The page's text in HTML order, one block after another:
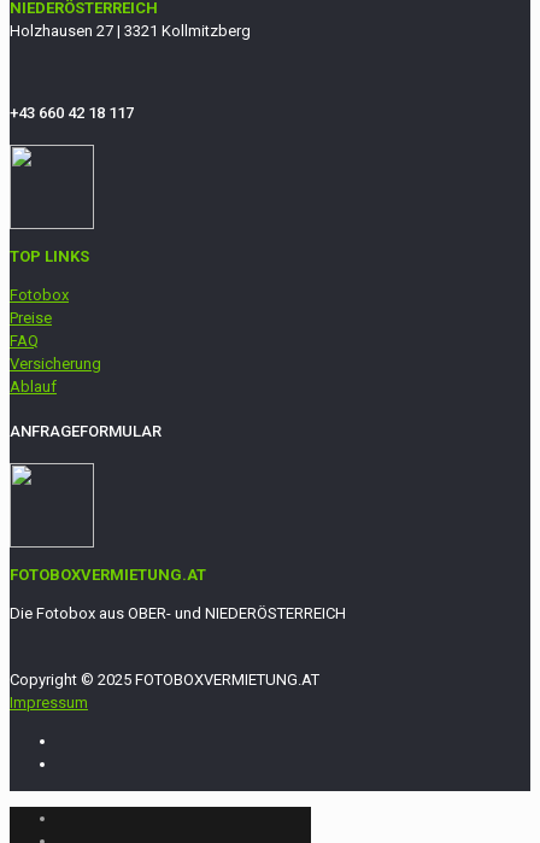
NIEDERÖSTERREICH
Holzhausen 27 | 3321 Kollmitzberg
+43 660 42 18 117
TOP LINKS
Fotobox
Preise
FAQ
Versicherung
Ablauf
ANFRAGEFORMULAR
FOTOBOXVERMIETUNG.AT
Die Fotobox aus OBER- und NIEDERÖSTERREICH
Copyright © 2025 FOTOBOXVERMIETUNG.AT
Impressum